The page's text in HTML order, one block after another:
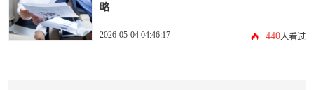
略
2026-05-04 04:46:17 440人看过